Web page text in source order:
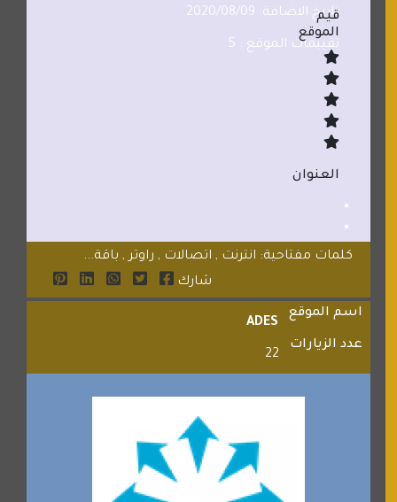
تاريخ الاضافة: 2020/08/09
تقييمات الموقع : 5
قيم
الموقع
العنوان
كلمات مفتاحية: انترنت , اتصالات , راوتر , باقة...
شارك
اسم الموقع
ADES
عدد الزيارات
22